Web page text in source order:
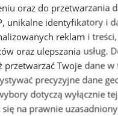
dodatek węglowy
oraz do przetwarzania
unikalne identyfikatory i
reklam i
oraz ulepszania usług.
przetwarzać Twoje dane
precyzyjne dane
dotyczą wyłącznie
się na prawnie